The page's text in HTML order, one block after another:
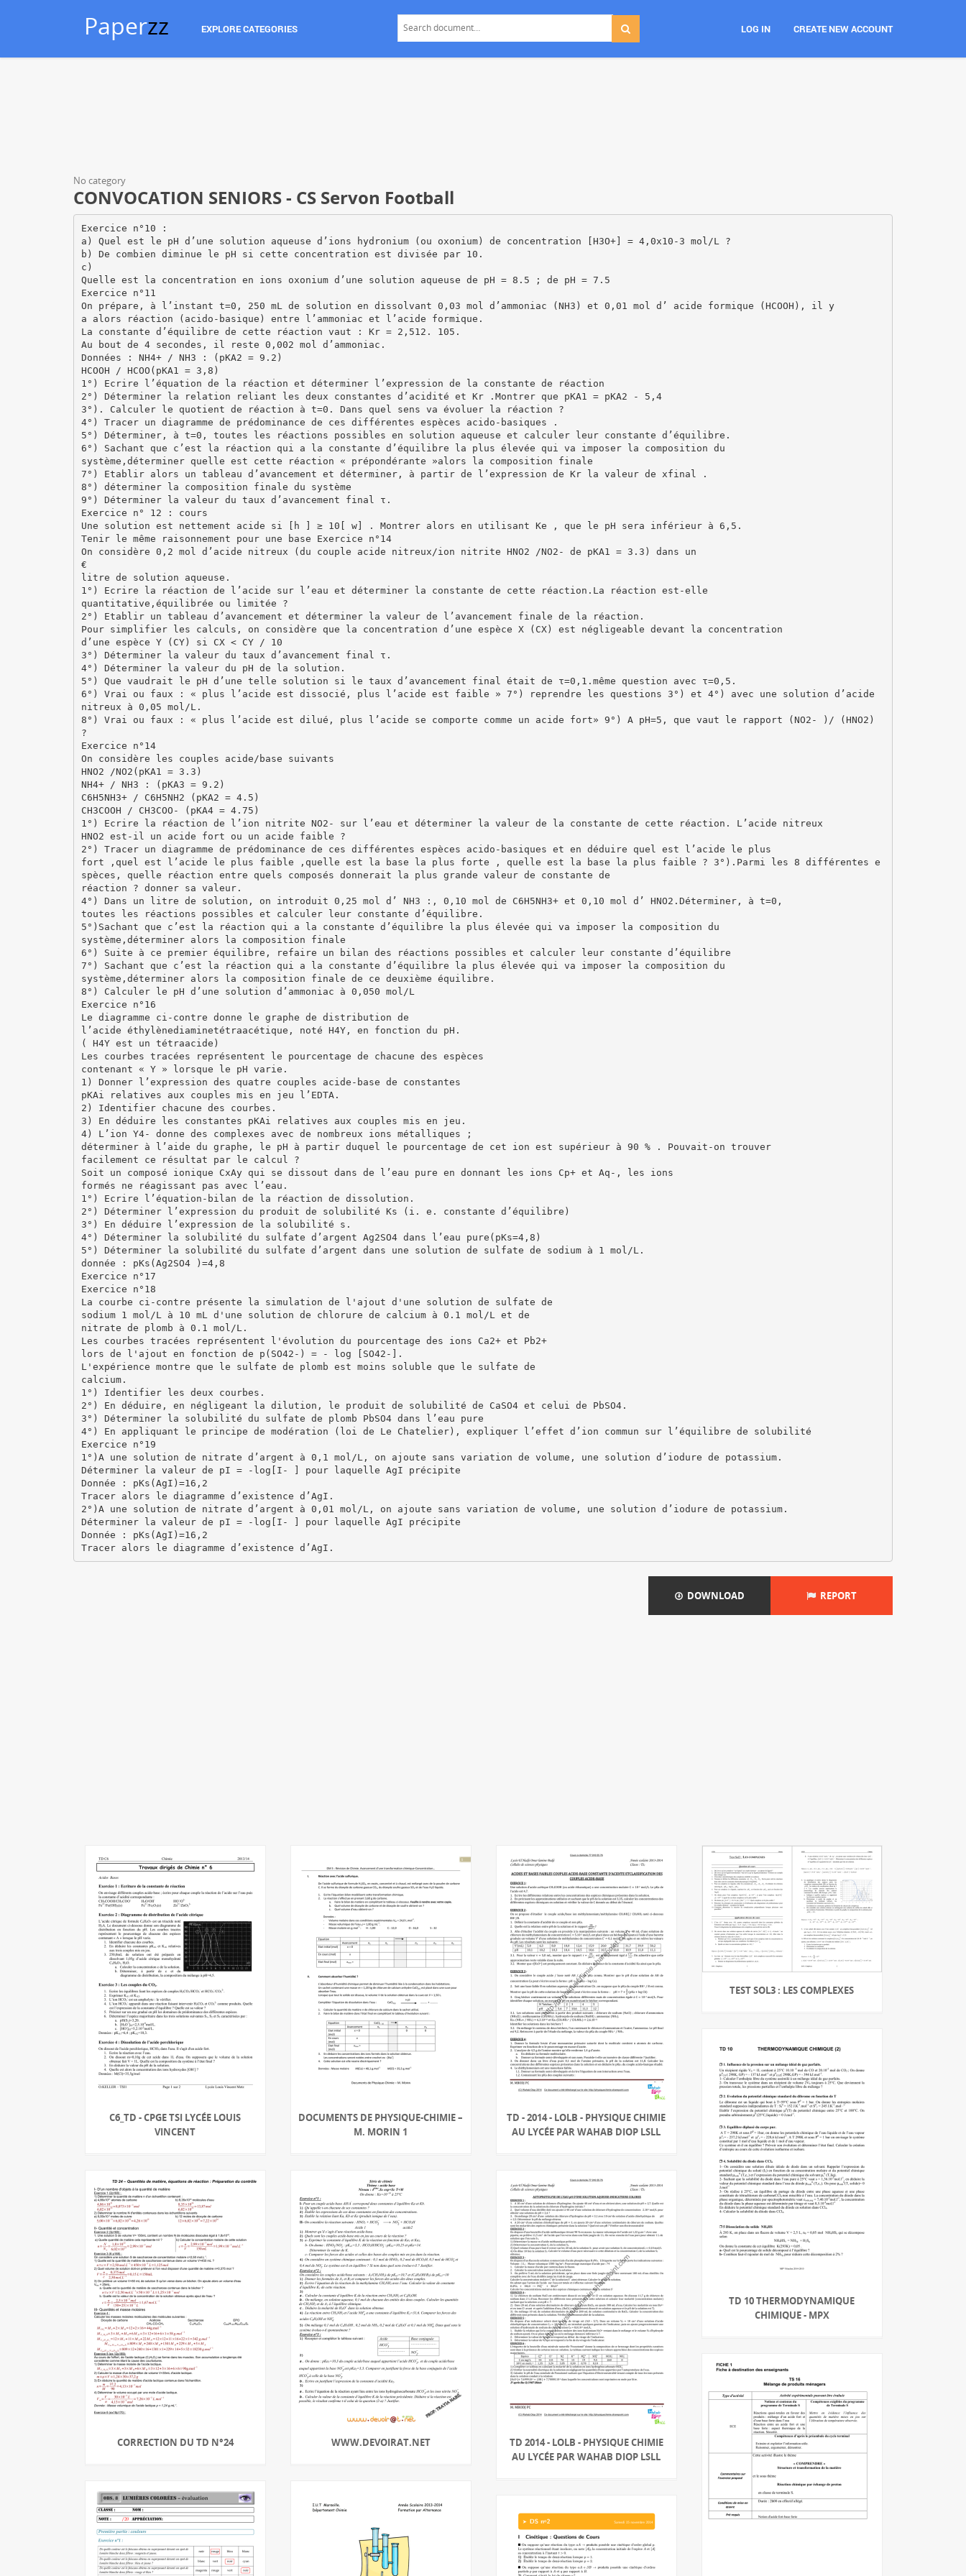
Paperzz EXPLORE CATEGORIES LOG IN CREATE NEW ACCOUNT
No category
CONVOCATION SENIORS - CS Servon Football
Exercice n°10 :
a) Quel est le pH d’une solution aqueuse d’ions hydronium (ou oxonium) de concentration [H3O+] = 4,0x10-3 mol/L ?
b) De combien diminue le pH si cette concentration est divisée par 10.
c)
Quelle est la concentration en ions oxonium d’une solution aqueuse de pH = 8.5 ; de pH = 7.5
Exercice n°11
On prépare, à l’instant t=0, 250 mL de solution en dissolvant 0,03 mol d’ammoniac (NH3) et 0,01 mol d’ acide formique (HCOOH), il y
a alors réaction (acido-basique) entre l’ammoniac et l’acide formique.
La constante d’équilibre de cette réaction vaut : Kr = 2,512. 105.
Au bout de 4 secondes, il reste 0,002 mol d’ammoniac.
Données : NH4+ / NH3 : (pKA2 = 9.2)
HCOOH / HCOO(pKA1 = 3,8)
1°) Ecrire l’équation de la réaction et déterminer l’expression de la constante de réaction
2°) Déterminer la relation reliant les deux constantes d’acidité et Kr .Montrer que pKA1 = pKA2 - 5,4
3°). Calculer le quotient de réaction à t=0. Dans quel sens va évoluer la réaction ?
4°) Tracer un diagramme de prédominance de ces différentes espèces acido-basiques .
5°) Déterminer, à t=0, toutes les réactions possibles en solution aqueuse et calculer leur constante d’équilibre.
6°) Sachant que c’est la réaction qui a la constante d’équilibre la plus élevée qui va imposer la composition du
système,déterminer quelle est cette réaction « prépondérante »alors la composition finale
7°) Etablir alors un tableau d’avancement et déterminer, à partir de l’expression de Kr la valeur de xfinal .
8°) déterminer la composition finale du système
9°) Déterminer la valeur du taux d’avancement final τ.
Exercice n° 12 : cours
Une solution est nettement acide si [h ] ≥ 10[ w] . Montrer alors en utilisant Ke , que le pH sera inférieur à 6,5.
Tenir le même raisonnement pour une base Exercice n°14
On considère 0,2 mol d’acide nitreux (du couple acide nitreux/ion nitrite HNO2 /NO2- de pKA1 = 3.3) dans un
€
litre de solution aqueuse.
1°) Ecrire la réaction de l’acide sur l’eau et déterminer la constante de cette réaction.La réaction est-elle
quantitative,équilibrée ou limitée ?
2°) Etablir un tableau d’avancement et déterminer la valeur de l’avancement finale de la réaction.
Pour simplifier les calculs, on considère que la concentration d’une espèce X (CX) est négligeable devant la concentration
d’une espèce Y (CY) si CX < CY / 10
3°) Déterminer la valeur du taux d’avancement final τ.
4°) Déterminer la valeur du pH de la solution.
5°) Que vaudrait le pH d’une telle solution si le taux d’avancement final était de τ=0,1.même question avec τ=0,5.
6°) Vrai ou faux : « plus l’acide est dissocié, plus l’acide est faible » 7°) reprendre les questions 3°) et 4°) avec une solution d’acide
nitreux à 0,05 mol/L.
8°) Vrai ou faux : « plus l’acide est dilué, plus l’acide se comporte comme un acide fort» 9°) A pH=5, que vaut le rapport (NO2- )/ (HNO2)
?
Exercice n°14
On considère les couples acide/base suivants
HNO2 /NO2(pKA1 = 3.3)
NH4+ / NH3 : (pKA3 = 9.2)
C6H5NH3+ / C6H5NH2 (pKA2 = 4.5)
CH3COOH / CH3COO- (pKA4 = 4.75)
1°) Ecrire la réaction de l’ion nitrite NO2- sur l’eau et déterminer la valeur de la constante de cette réaction. L’acide nitreux
HNO2 est-il un acide fort ou un acide faible ?
2°) Tracer un diagramme de prédominance de ces différentes espèces acido-basiques et en déduire quel est l’acide le plus
fort ,quel est l’acide le plus faible ,quelle est la base la plus forte , quelle est la base la plus faible ? 3°).Parmi les 8 différentes e
spèces, quelle réaction entre quels composés donnerait la plus grande valeur de constante de
réaction ? donner sa valeur.
4°) Dans un litre de solution, on introduit 0,25 mol d’ NH3 :, 0,10 mol de C6H5NH3+ et 0,10 mol d’ HNO2.Déterminer, à t=0,
toutes les réactions possibles et calculer leur constante d’équilibre.
5°)Sachant que c’est la réaction qui a la constante d’équilibre la plus élevée qui va imposer la composition du
système,déterminer alors la composition finale
6°) Suite à ce premier équilibre, refaire un bilan des réactions possibles et calculer leur constante d’équilibre
7°) Sachant que c’est la réaction qui a la constante d’équilibre la plus élevée qui va imposer la composition du
système,déterminer alors la composition finale de ce deuxième équilibre.
8°) Calculer le pH d’une solution d’ammoniac à 0,050 mol/L
Exercice n°16
Le diagramme ci-contre donne le graphe de distribution de
l’acide éthylènediaminetétraacétique, noté H4Y, en fonction du pH.
( H4Y est un tétraacide)
Les courbes tracées représentent le pourcentage de chacune des espèces
contenant « Y » lorsque le pH varie.
1) Donner l’expression des quatre couples acide-base de constantes
pKAi relatives aux couples mis en jeu l’EDTA.
2) Identifier chacune des courbes.
3) En déduire les constantes pKAi relatives aux couples mis en jeu.
4) L’ion Y4- donne des complexes avec de nombreux ions métalliques ;
déterminer à l’aide du graphe, le pH à partir duquel le pourcentage de cet ion est supérieur à 90 % . Pouvait-on trouver
facilement ce résultat par le calcul ?
Soit un composé ionique CxAy qui se dissout dans de l’eau pure en donnant les ions Cp+ et Aq-, les ions
formés ne réagissant pas avec l’eau.
1°) Ecrire l’équation-bilan de la réaction de dissolution.
2°) Déterminer l’expression du produit de solubilité Ks (i. e. constante d’équilibre)
3°) En déduire l’expression de la solubilité s.
4°) Déterminer la solubilité du sulfate d’argent Ag2SO4 dans l’eau pure(pKs=4,8)
5°) Déterminer la solubilité du sulfate d’argent dans une solution de sulfate de sodium à 1 mol/L.
donnée : pKs(Ag2SO4 )=4,8
Exercice n°17
Exercice n°18
La courbe ci-contre présente la simulation de l'ajout d'une solution de sulfate de
sodium 1 mol/L à 10 mL d'une solution de chlorure de calcium à 0.1 mol/L et de
nitrate de plomb à 0.1 mol/L.
Les courbes tracées représentent l'évolution du pourcentage des ions Ca2+ et Pb2+
lors de l'ajout en fonction de p(SO42-) = - log [SO42-].
L'expérience montre que le sulfate de plomb est moins soluble que le sulfate de
calcium.
1°) Identifier les deux courbes.
2°) En déduire, en négligeant la dilution, le produit de solubilité de CaSO4 et celui de PbSO4.
3°) Déterminer la solubilité du sulfate de plomb PbSO4 dans l’eau pure
4°) En appliquant le principe de modération (loi de Le Chatelier), expliquer l’effet d’ion commun sur l’équilibre de solubilité
Exercice n°19
1°)A une solution de nitrate d’argent à 0,1 mol/L, on ajoute sans variation de volume, une solution d’iodure de potassium.
Déterminer la valeur de pI = -log[I- ] pour laquelle AgI précipite
Donnée : pKs(AgI)=16,2
Tracer alors le diagramme d’existence d’AgI.
2°)A une solution de nitrate d’argent à 0,01 mol/L, on ajoute sans variation de volume, une solution d’iodure de potassium.
Déterminer la valeur de pI = -log[I- ] pour laquelle AgI précipite
Donnée : pKs(AgI)=16,2
DOWNLOAD REPORT
C6_TD - CPGE TSI LYCÉE LOUIS
VINCENT
DOCUMENTS DE PHYSIQUE-CHIMIE –
M. MORIN 1
TD - 2014 - LOLB - PHYSIQUE CHIMIE
AU LYCÉE PAR WAHAB DIOP LSLL
TEST SOL3 : LES COMPLEXES
TD 10 THERMODYNAMIQUE
CHIMIQUE - MPX
CORRECTION DU TD N°24 WWW.DEVOIRAT.NET
TD 2014 - LOLB - PHYSIQUE CHIMIE
AU LYCÉE PAR WAHAB DIOP LSLL